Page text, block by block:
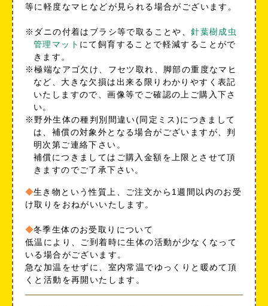
等に軽度なマヒなどが見られる場合がございます。
※ダニの付着はブラシ等で取ることや、針葉樹成虫
管理マット にて飼育することで軽減することがで
きます。
※極端なアゴ欠け、フセツ取れ、脚部の重度なマヒ
など、大きな欠損は出来る限りわかりやすく表記
いたしますので、画像等でご確認の上ご購入下さ
い。
※野外生体の種判別間違い(同定ミス)につきまして
は、補償の対象外となる場合がございますが、判
明次第ご連絡下さい。
補償につきましてはご購入金額を上限とさせて頂
きますのでご了承下さい。
生き物という性質上、ご注文から1週間以内のお受
け取りをおねがいいたします。
冬季生体のお受取りについて
低温により、ご到着時に生体の活動が少なくなって
いる場合がございます。
急な加温をせずに、室内常温でゆっくりと暖めて頂
くと活動を再開いたします。